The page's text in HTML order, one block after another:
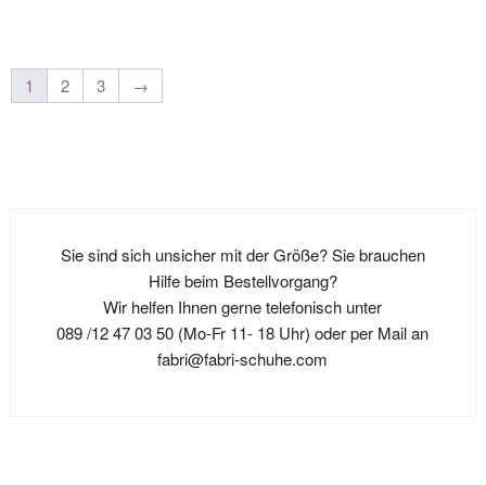
mehrere
Varianten
der
Produktseite
gewählt
werden
gewählt
werden
1 2 3 →
Sie sind sich unsicher mit der Größe? Sie brauchen
Hilfe beim Bestellvorgang?
Wir helfen Ihnen gerne telefonisch unter
089 /12 47 03 50 (Mo-Fr 11- 18 Uhr) oder per Mail an
fabri@fabri-schuhe.com